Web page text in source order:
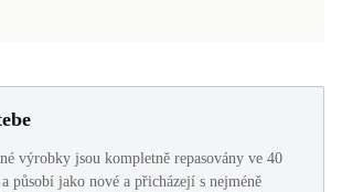
výrobky jsou kompletně repasovány ve 40
působí jako nové a přicházejí s nejméně